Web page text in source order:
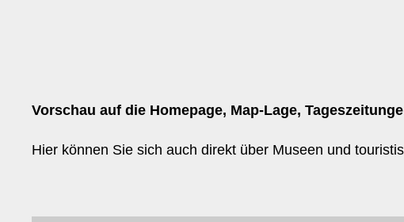
Vorschau auf die Homepage, Map-Lage,
Hier können Sie sich auch direkt über Museen und